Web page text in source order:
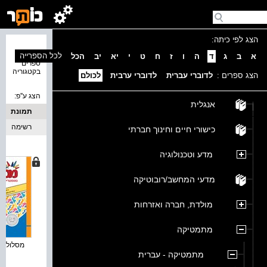
הצג לפי כיתה:
א
ב ג ד ה ו ז ח ט י יא יב הכל
הצג ספרים : לדוברי עברית לדוברי ערבית לכולם
אנגלית
כישורי חיים וחינוך חברתי
מדע וטכנולוגיה
מדעי המחשב/רובוטיקה
מולדת, חברה ואזרחות
מתמטיקה
מתמטיקה - עברית
ספרים
בקטגוריה
לכל הספרייה
הצג ע''פ:
תמונת
כריכה
רשימה